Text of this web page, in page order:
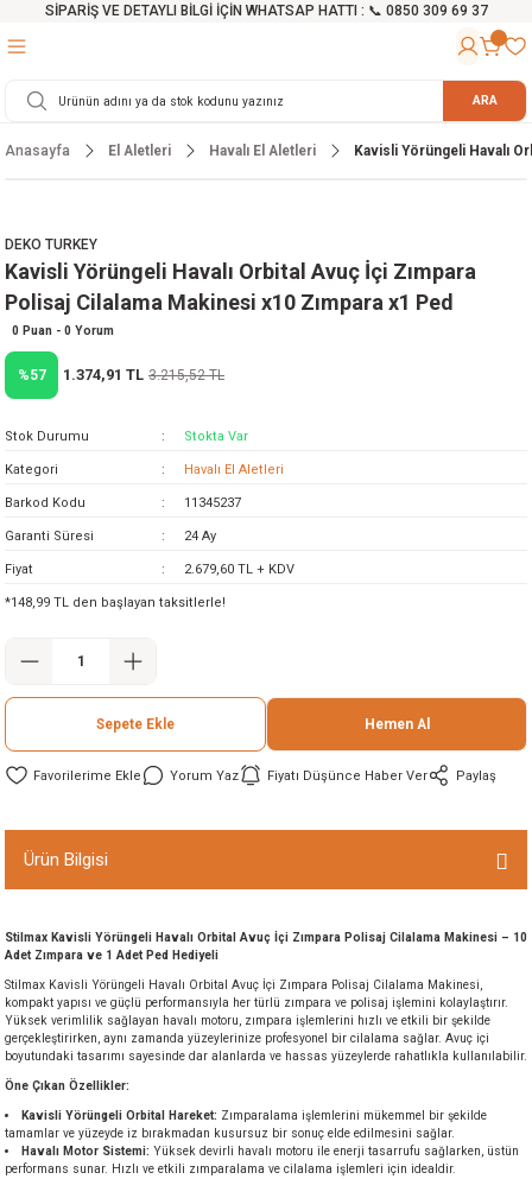
SİPARİŞ VE DETAYLI BİLGİ İÇİN WHATSAP HATTI : 📞 0850 309 69 37
Testereler
Makinesi
Testereler
Cihazları
Mikser
ve Arabalar
Malzemeleri ARA
Anasayfa El Aletleri Havalı El Aletleri Kavisli Yörüngeli Havalı
DEKO TURKEY
Kavisli Yörüngeli Havalı Orbital Avuç İçi Zımpara
Polisaj Cilalama Makinesi x10 Zımpara x1 Ped
0 Puan - 0 Yorum
%57 1.374,91 TL 3.215,52 TL
Stok Durumu Stokta Var
Kategori Havalı El Aletleri
Barkod Kodu 11345237
Garanti Süresi 24 Ay
Fiyat 2.679,60 TL + KDV
*148,99 TL den başlayan taksitlerle!
Sepete Ekle Hemen Al
Yorum Yaz Fiyatı Düşünce Haber Ver Paylaş
Ürün Bilgisi
Stilmax Kavisli Yörüngeli Havalı Orbital Avuç İçi Zımpara Polisaj Cilalama Makinesi – 10
Adet Zımpara ve 1 Adet Ped Hediyeli
Stilmax Kavisli Yörüngeli Havalı Orbital Avuç İçi Zımpara Polisaj Cilalama Makinesi,
kompakt yapısı ve güçlü performansıyla her türlü zımpara ve polisaj işlemini kolaylaştırır.
Yüksek verimlilik sağlayan havalı motoru, zımpara işlemlerini hızlı ve etkili bir şekilde
gerçekleştirirken, aynı zamanda yüzeylerinize profesyonel bir cilalama sağlar. Avuç içi
boyutundaki tasarımı sayesinde dar alanlarda ve hassas yüzeylerde rahatlıkla kullanılabilir.
Öne Çıkan Özellikler:
Kavisli Yörüngeli Orbital Hareket: Zımparalama işlemlerini mükemmel bir şekilde
tamamlar ve yüzeyde iz bırakmadan kusursuz bir sonuç elde edilmesini sağlar.
Havalı Motor Sistemi: Yüksek devirli havalı motoru ile enerji tasarrufu sağlarken, üstün
performans sunar. Hızlı ve etkili zımparalama ve cilalama işlemleri için idealdir.